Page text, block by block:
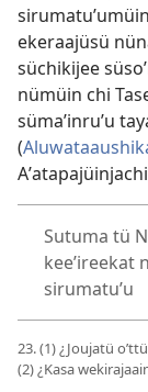
ekeraajüsü
süchikijee
nümüin chi
sümaʼinruʼu
(
Sutuma tü
keeʼireekat
sirumatuʼu
23. (1) ¿Joujatü
(2) ¿Kasa